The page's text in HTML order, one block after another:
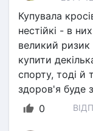
Купувала
нестійкі - в
великий
купити
спорту, тоді й
здоров'я буде
0